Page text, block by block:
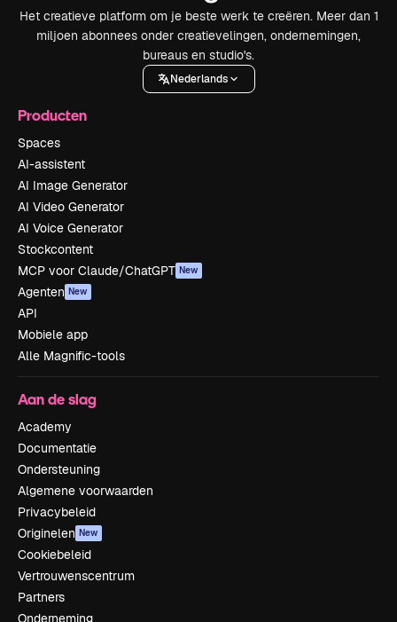
Het creatieve platform om je beste werk te creëren. Meer dan 1
miljoen abonnees onder creatievelingen, ondernemingen,
bureaus en studio's.
Nederlands
Producten
Spaces
AI-assistent
AI Image Generator
AI Video Generator
AI Voice Generator
Stockcontent
MCP voor Claude/ChatGPT New
Agenten New
API
Mobiele app
Alle Magnific-tools
Aan de slag
Academy
Documentatie
Ondersteuning
Algemene voorwaarden
Privacybeleid
Originelen New
Cookiebeleid
Vertrouwenscentrum
Partners
Onderneming